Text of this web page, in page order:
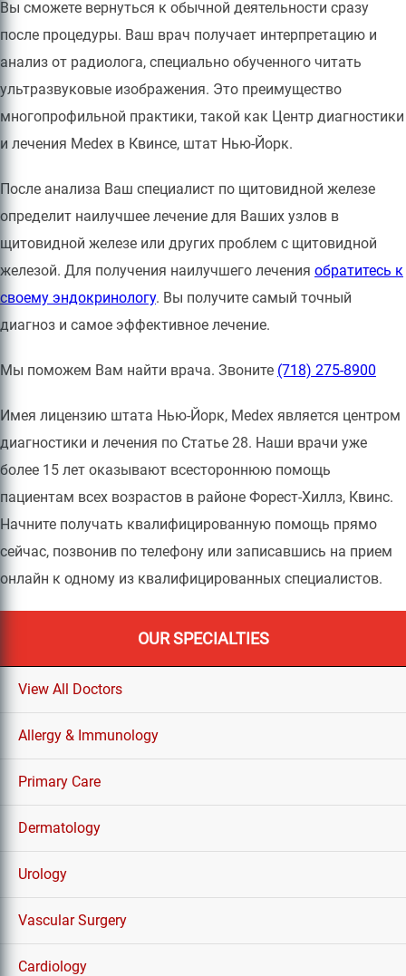
OUR SPECIALTIES
View All Doctors
Allergy & Immunology
Primary Care
Dermatology
Urology
Vascular Surgery
Cardiology
Вы сможете вернуться к обычной деятельности сразу
после процедуры. Ваш врач получает интерпретацию и
анализ от радиолога, специально обученного читать
ультразвуковые изображения. Это преимущество
многопрофильной практики, такой как Центр диагностики
и лечения Medex в Квинсе, штат Нью-Йорк.
После анализа Ваш специалист по щитовидной железе
определит наилучшее лечение для Ваших узлов в
щитовидной железе или других проблем с щитовидной
железой. Для получения наилучшего лечения обратитесь к
своему эндокринологу. Вы получите самый точный
диагноз и самое эффективное лечение.
Мы поможем Вам найти врача. Звоните (718) 275-8900
Имея лицензию штата Нью-Йорк, Medex является центром
диагностики и лечения по Статье 28. Наши врачи уже
более 15 лет оказывают всестороннюю помощь
пациентам всех возрастов в районе Форест-Хиллз, Квинс.
Начните получать квалифицированную помощь прямо
сейчас, позвонив по телефону или записавшись на прием
онлайн к одному из квалифицированных специалистов.